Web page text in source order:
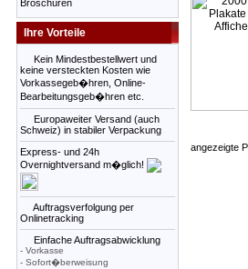
Broschüren
Ihre Vorteile
Kein Mindestbestellwert und
keine versteckten Kosten wie
Vorkassegeb�hren, Online-
Bearbeitungsgeb�hren etc.
Europaweiter Versand (auch
Schweiz) in stabiler Verpackung
Express- und 24h
Overnightversand m�glich!
Auftragsverfolgung per
Onlinetracking
Einfache Auftragsabwicklung
- Vorkasse
- Sofort�berweisung
angezeigte